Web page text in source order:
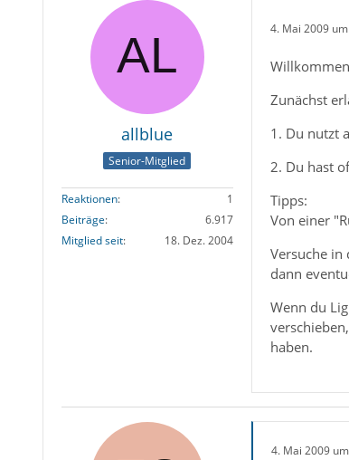
allblue
Senior-Mitglied
Reaktionen
1
Beiträge
6.917
Mitglied seit
18. Dez. 2004
4. Mai 2009
Zunächst
1. Du nutzt
2. Du hast
Tipps:
Von einer
Versuche in
dann
Wenn du
haben.
4. Mai 2009